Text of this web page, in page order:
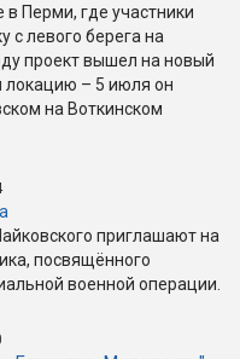
Перми, где участники
с левого берега на
проект вышел на новый
локацию – 5 июля он
на Воткинском
приглашают на
посвящённого
военной операции.